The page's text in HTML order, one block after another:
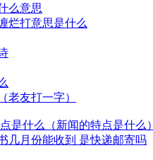
么意思
烂打意思是什么
老友打一字）
是什么（新闻的特点是什么）
几月份能收到 是快递邮寄吗